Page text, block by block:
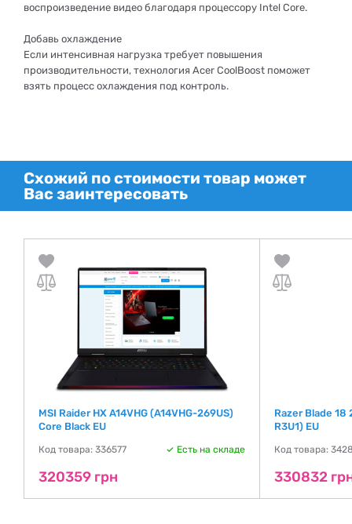
воспроизведение видео благодаря процессору Intel Core.
Добавь охлаждение
Если интенсивная нагрузка требует повышения
производительности, технология Acer CoolBoost поможет
взять процесс охлаждения под контроль.
Схожий по стоимости товар может
Вас заинтересовать
MSI Raider HX A14VHG (A14VHG-269US)
Core Black EU
Код товара: 336577 Есть на складе
320359 грн
Razer Blade
R3U1) EU
Код товара:
330832